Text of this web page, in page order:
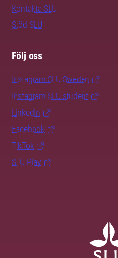
Kontakta SLU
Stöd SLU
Följ oss
Instagram SLU.Sweden
Instagram SLU.student
LinkedIn
Facebook
TikTok
SLU Play